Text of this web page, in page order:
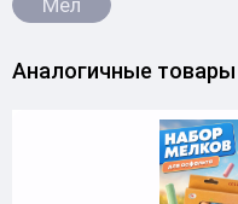
Аналогичные товары